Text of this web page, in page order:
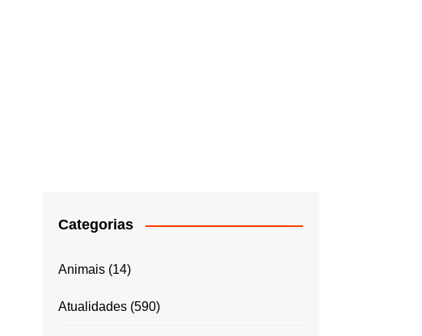
Categorias
Animais(14)
Atualidades(590)